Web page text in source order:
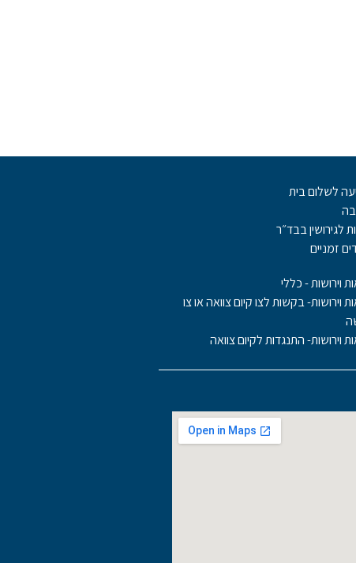
לשלום בית
לגירושין בבד״ר
זמניים
וירושות - כללי
וירושות- בקשות לצו קיום צוואה או צו
וירושות- התנגדות לקיום צוואה